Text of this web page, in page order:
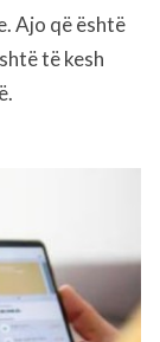
Ajo që është
të kesh